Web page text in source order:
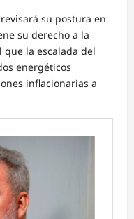
su postura en
su derecho a la
la escalada del
energéticos
inflacionarias a